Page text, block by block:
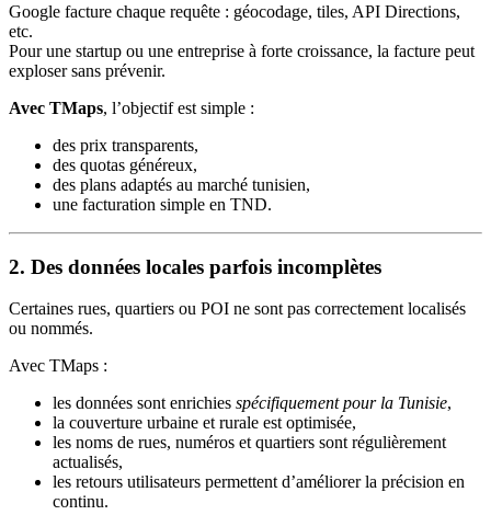
Google facture chaque requête : géocodage, tiles, API Directions,
etc.
Pour une startup ou une entreprise à forte croissance, la facture peut
exploser sans prévenir.
Avec TMaps, l’objectif est simple :
des prix transparents,
des quotas généreux,
des plans adaptés au marché tunisien,
une facturation simple en TND.
2. Des données locales parfois incomplètes
Certaines rues, quartiers ou POI ne sont pas correctement localisés
ou nommés.
Avec TMaps :
les données sont enrichies spécifiquement pour la Tunisie,
la couverture urbaine et rurale est optimisée,
les noms de rues, numéros et quartiers sont régulièrement
actualisés,
les retours utilisateurs permettent d’améliorer la précision en
continu.